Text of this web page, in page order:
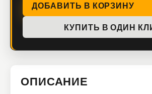
ДОБАВИТЬ В КОРЗИНУ
КУПИТЬ В ОДИН
ОПИСАНИЕ